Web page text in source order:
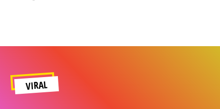
VIRAL